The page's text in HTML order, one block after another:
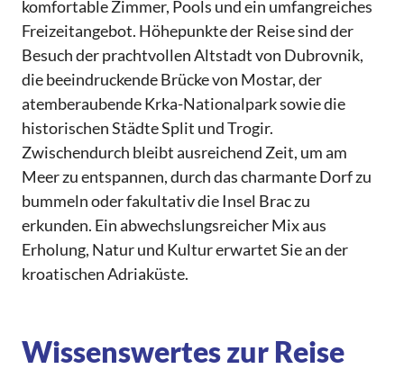
komfortable Zimmer, Pools und ein umfangreiches
Freizeitangebot. Höhepunkte der Reise sind der
Besuch der prachtvollen Altstadt von Dubrovnik,
die beeindruckende Brücke von Mostar, der
atemberaubende Krka-Nationalpark sowie die
historischen Städte Split und Trogir.
Zwischendurch bleibt ausreichend Zeit, um am
Meer zu entspannen, durch das charmante Dorf zu
bummeln oder fakultativ die Insel Brac zu
erkunden. Ein abwechslungsreicher Mix aus
Erholung, Natur und Kultur erwartet Sie an der
kroatischen Adriaküste.
Wissenswertes zur Reise